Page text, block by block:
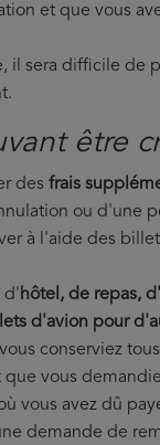
et que vous
il sera difficile de
être
des frais
ou d'une
à l'aide des
d'hôtel, de repas,
d'avion pour
conserviez
vous
vous avez dû
demande de